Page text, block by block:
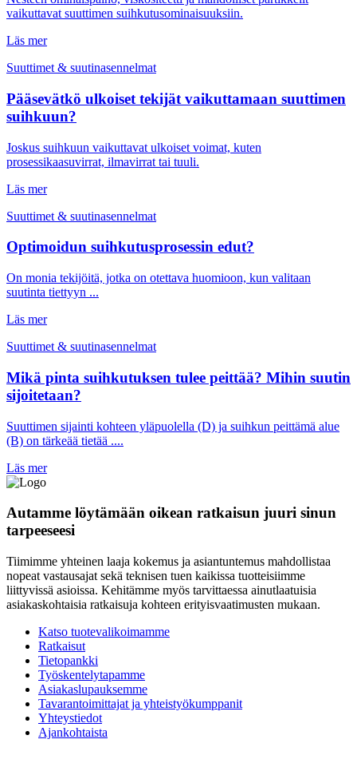
vaikuttavat suuttimen suihkutusominaisuuksiin.
Läs mer
Suuttimet & suutinasennelmat
Pääsevätkö ulkoiset tekijät vaikuttamaan suuttimen
suihkuun?
Joskus suihkuun vaikuttavat ulkoiset voimat, kuten
prosessikaasuvirrat, ilmavirrat tai tuuli.
Läs mer
Suuttimet & suutinasennelmat
Optimoidun suihkutusprosessin edut?
On monia tekijöitä, jotka on otettava huomioon, kun valitaan
suutinta tiettyyn ...
Läs mer
Suuttimet & suutinasennelmat
Mikä pinta suihkutuksen tulee peittää? Mihin suutin
sijoitetaan?
Suuttimen sijainti kohteen yläpuolella (D) ja suihkun peittämä alue
(B) on tärkeää tietää ....
Läs mer
Autamme löytämään oikean ratkaisun juuri sinun
tarpeeseesi
Tiimimme yhteinen laaja kokemus ja asiantuntemus mahdollistaa
nopeat vastausajat sekä teknisen tuen kaikissa tuotteisiimme
liittyvissä asioissa. Kehitämme myös tarvittaessa ainutlaatuisia
asiakaskohtaisia ratkaisuja kohteen erityisvaatimusten mukaan.
Katso tuotevalikoimamme
Ratkaisut
Tietopankki
Työskentelytapamme
Asiakaslupauksemme
Tavarantoimittajat ja yhteistyökumppanit
Yhteystiedot
Ajankohtaista